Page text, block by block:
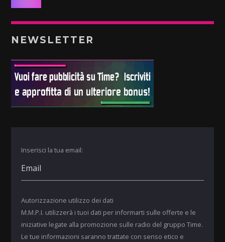
NEWSLETTER
Inserisci la tua email:
Autorizzazione utilizzo dei dati
M.M.P.I. utilizzerà i tuoi dati per informarti sulle offerte e le
iniziative legate alla promozione sulle radio del gruppo Time.
Le tue informazioni saranno trattate con senso etico e